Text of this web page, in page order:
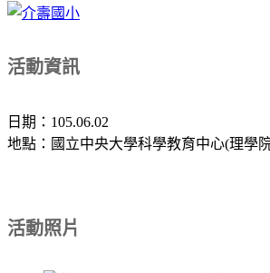
活動資訊
日期：105.06.02
地點：國立中央大學科學教育中心(理學
活動照片